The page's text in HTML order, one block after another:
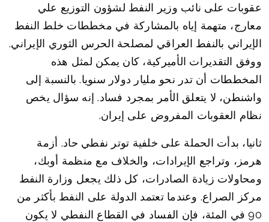
عقوبات على نائب وزير النفط لشؤون التوزيع علي
معارج، متهمة إياه بالمشاركة في مخططات خلط النفط
الإيراني بالنفط العراقي لمصلحة الحرس الثوري الإيراني.
ووفق التقديرات الأميركية، كان يمكن لمثل هذه
المخططات أن تدر نحو مليار دولار سنويا. بالنسبة إلى
واشنطن، لا يتعلق الأمر بمجرد فساد. إنه سؤال يخص
نظام العقوبات المفروض على إيران.
ثانيا، بدأت الحملة على خلفية توتر نفطي حاد. أزمة
هرمز، وتراجع الإيرادات، والخلاف مع منظمة أوبك،
ومحاولات زيادة الصادرات، كل ذلك يجعل وزارة النفط
مركز الصراع. وعندما تعتمد الدولة على النفط بأكثر من
90 في المئة، فإن الفساد في القطاع النفطي لا يكون